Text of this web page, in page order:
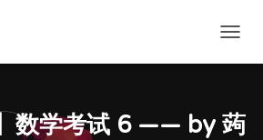
换
】数学考试 6 —— by 蒟